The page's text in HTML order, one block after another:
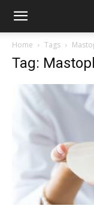
Home Tags
Tag: